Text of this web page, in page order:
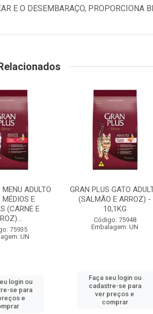
E O DESEMBARAÇO, PROPORCIONA
ADULTO
E
(CARNE E
75935
UN
login ou
se para
e
GRAN PLUS GATO
(SALMÃO E ARROZ) -
10,1KG
Código: 75948
Embalagem: UN
Faça seu login ou
cadastre-se para
ver preços e
comprar